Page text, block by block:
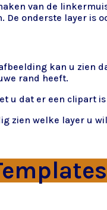
van de
De onderste layer is
kan u zien
rand heeft.
u dat er een clipart
zien welke layer u